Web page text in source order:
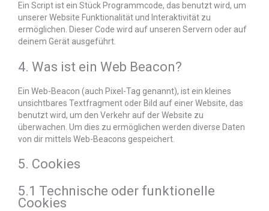
Ein Script ist ein Stück Programmcode, das benutzt wird, um
unserer Website Funktionalität und Interaktivität zu
ermöglichen. Dieser Code wird auf unseren Servern oder auf
deinem Gerät ausgeführt.
4. Was ist ein Web Beacon?
Ein Web-Beacon (auch Pixel-Tag genannt), ist ein kleines
unsichtbares Textfragment oder Bild auf einer Website, das
benutzt wird, um den Verkehr auf der Website zu
überwachen. Um dies zu ermöglichen werden diverse Daten
von dir mittels Web-Beacons gespeichert.
5. Cookies
5.1 Technische oder funktionelle
Cookies